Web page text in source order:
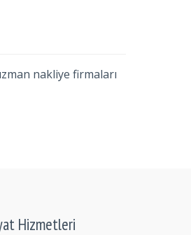
nakliye firmaları
Hizmetleri